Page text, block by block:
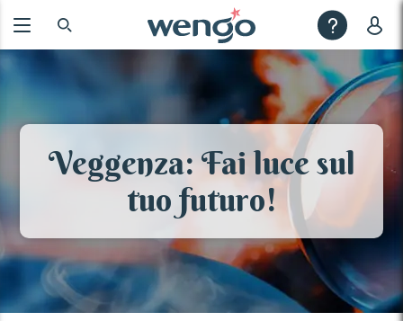
Veggenza: Fai luce sul
tuo futuro!